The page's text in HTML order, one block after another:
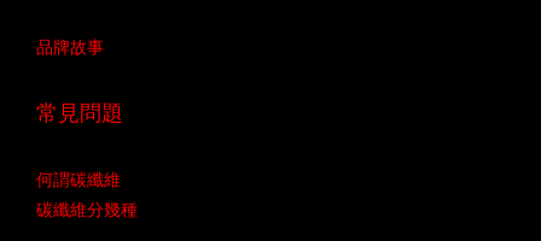
品牌故事
常見問題
何謂碳纖維
碳纖維分幾種